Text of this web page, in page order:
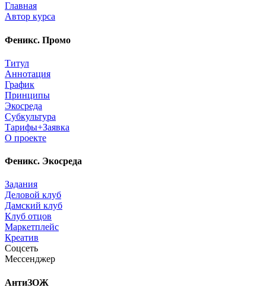
Главная
Автор курса
Феникс. Промо
Титул
Аннотация
График
Принципы
Экосреда
Субкультура
Тарифы+Заявка
О проекте
Феникс. Экосреда
Задания
Деловой клуб
Дамский клуб
Клуб отцов
Маркетплейс
Креатив
Соцсеть
Мессенджер
АнтиЗОЖ